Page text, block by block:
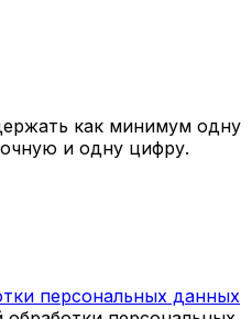
как минимум одну
и одну цифру.
персональных данных